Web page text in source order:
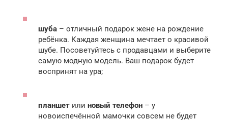
шуба – отличный подарок жене на рождение
ребёнка. Каждая женщина мечтает о красивой
шубе. Посоветуйтесь с продавцами и выберите
самую модную модель. Ваш подарок будет
воспринят на ура;
планшет или новый телефон – у
новоиспечённой мамочки совсем не будет